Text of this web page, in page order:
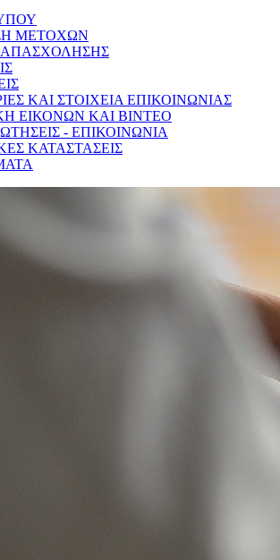
ΜΕΤΟΧΩΝ
ΑΠΑΣΧΟΛΗΣΗΣ
ΚΑΙ ΣΤΟΙΧΕΙΑ ΕΠΙΚΟΙΝΩΝΙΑΣ
ΕΙΚΟΝΩΝ ΚΑΙ ΒΙΝΤΕΟ
- ΕΠΙΚΟΙΝΩΝΙΑ
ΚΑΤΑΣΤΑΣΕΙΣ